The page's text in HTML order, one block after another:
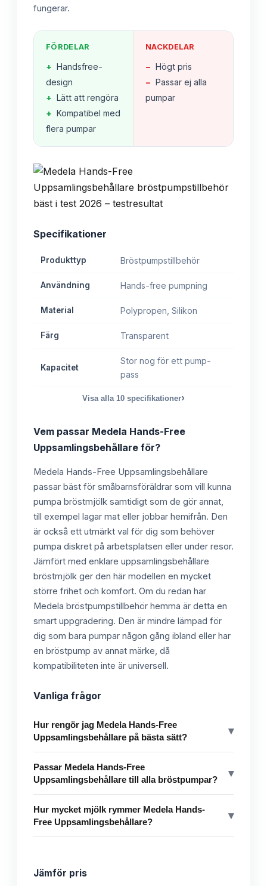
fungerar.
FÖRDELAR
+ Handsfree-
design
+ Lätt att rengöra
+ Kompatibel med
flera pumpar
NACKDELAR
− Högt pris
− Passar ej alla
pumpar
Specifikationer
Produkttyp Bröstpumpstillbehör
Användning Hands-free pumpning
Material Polypropen, Silikon
Färg Transparent
Kapacitet
Stor nog för ett pump-
pass
Visa alla 10 specifikationer›
Vem passar Medela Hands-Free
Uppsamlingsbehållare för?
Medela Hands-Free Uppsamlingsbehållare
passar bäst för småbarnsföräldrar som vill kunna
pumpa bröstmjölk samtidigt som de gör annat,
till exempel lagar mat eller jobbar hemifrån. Den
är också ett utmärkt val för dig som behöver
pumpa diskret på arbetsplatsen eller under resor.
Jämfört med enklare uppsamlingsbehållare
bröstmjölk ger den här modellen en mycket
större frihet och komfort. Om du redan har
Medela bröstpumpstillbehör hemma är detta en
smart uppgradering. Den är mindre lämpad för
dig som bara pumpar någon gång ibland eller har
en bröstpump av annat märke, då
kompatibiliteten inte är universell.
Vanliga frågor
Hur rengör jag Medela Hands-Free
Uppsamlingsbehållare på bästa sätt?
▾
Passar Medela Hands-Free
Uppsamlingsbehållare till alla bröstpumpar?
▾
Hur mycket mjölk rymmer Medela Hands-
Free Uppsamlingsbehållare?
▾
Jämför pris